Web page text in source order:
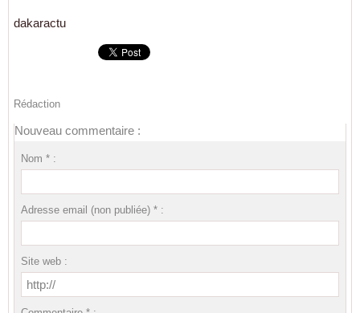
dakaractu
Rédaction
Nouveau commentaire :
Nom * :
Adresse email (non publiée) * :
Site web :